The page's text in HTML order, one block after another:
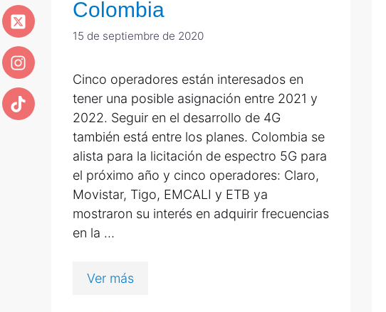
Colombia
15 de septiembre de 2020
Cinco operadores están interesados en
tener una posible asignación entre 2021 y
2022. Seguir en el desarrollo de 4G
también está entre los planes. Colombia se
alista para la licitación de espectro 5G para
el próximo año y cinco operadores: Claro,
Movistar, Tigo, EMCALI y ETB ya
mostraron su interés en adquirir frecuencias
en la …
Ver más